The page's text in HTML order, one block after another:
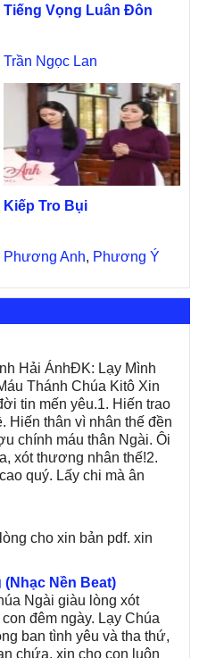
Tiếng Vọng Luân Đôn
Trần Ngọc Lan
Kiếp Tro Bụi
Phương Anh, Phương Ý
Hải ÁnhĐK: Lạy Mình
Thánh Chúa Kitô Xin
tin mến yêu.1. Hiến trao
Hiến thân vì nhân thế đền
chính máu thân Ngài. Ôi
xót thương nhân thế!2.
quý. Lấy chi mà ân
cho xin bản pdf. xin
Nền Beat)
Ngài giàu lòng xót
đêm ngày. Lạy Chúa
ban tình yêu và tha thứ,
chứa, xin cho con luôn